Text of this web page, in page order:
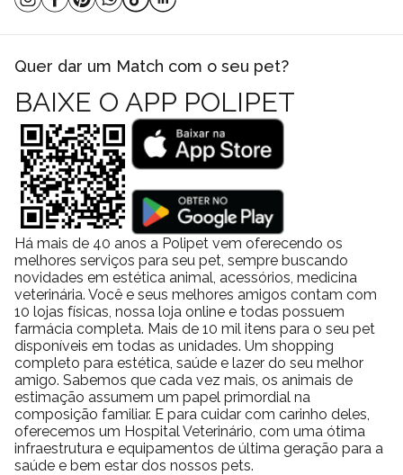
A escolha certa para quem quer mais do que o básico
Com tantas opções no mercado, pode parecer difícil escolher a
cama ideal para seu Pet. Mas a verdade é que poucas
conseguem reunir conforto, estilo e praticidade com tanta
eficiência como a Cama Bahamas. É um produto que conversa
com quem valoriza qualidade, mas também se importa com o
visual da casa e com a rotina prática de cuidados.
Escolher a Cama Bahamas é apostar em algo que vai além do
essencial. É escolher um descanso digno de realeza para seu
Pet, com direito a muito charme, maciez e funcionalidade.
Por que comprar a Cama Bahamas Fábrica Pet na
Polipet?
Na Polipet oferecemos ótimos preços em diversos produtos em
nosso site, e você pode comprar por meio de PIX, boleto
bancário ou cartão de crédito. Além de frete grátis sobre
condições especiais para todo o Brasil. A Polipet oferece também
a opção de retire na loja e entregas no mesmo dia. Consulte a
nossa política de frete.
Quer dar um Match com o seu pet?
BAIXE O APP POLIPET
Há mais de 40 anos a Polipet vem oferecendo os
melhores serviços para seu pet, sempre buscando
novidades em estética animal, acessórios, medicina
veterinária. Você e seus melhores amigos contam com
10 lojas físicas, nossa loja online e todas possuem
farmácia completa. Mais de 10 mil itens para o seu pet
disponíveis em todas as unidades. Um shopping
completo para estética, saúde e lazer do seu melhor
amigo. Sabemos que cada vez mais, os animais de
estimação assumem um papel primordial na
composição familiar. E para cuidar com carinho deles,
oferecemos um Hospital Veterinário, com uma ótima
infraestrutura e equipamentos de última geração para a
saúde e bem estar dos nossos pets.